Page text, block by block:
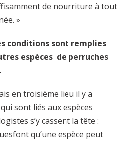
de nourriture à tout
»
conditions sont remplies
espèces de perruches
en troisième lieu il y a
sont liés aux espèces
s’y cassent la tête :
qu’une espèce peut